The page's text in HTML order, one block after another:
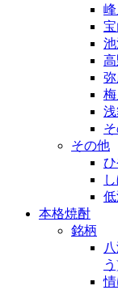
その他
本格焼酎
銘柄